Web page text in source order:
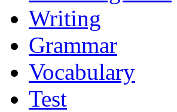
Writing
Grammar
Vocabulary
Test